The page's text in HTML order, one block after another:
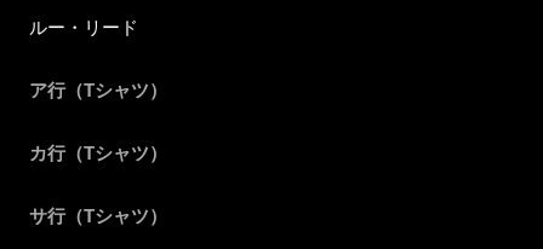
ルー・リード
ア行（Tシャツ）
カ行（Tシャツ）
サ行（Tシャツ）